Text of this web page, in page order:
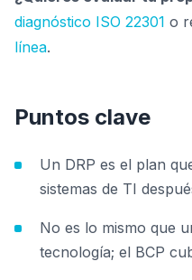
diagnóstico ISO 22301 o
línea.
Puntos clave
Un DRP es el plan
sistemas de TI
No es lo mismo que
tecnología; el BCP